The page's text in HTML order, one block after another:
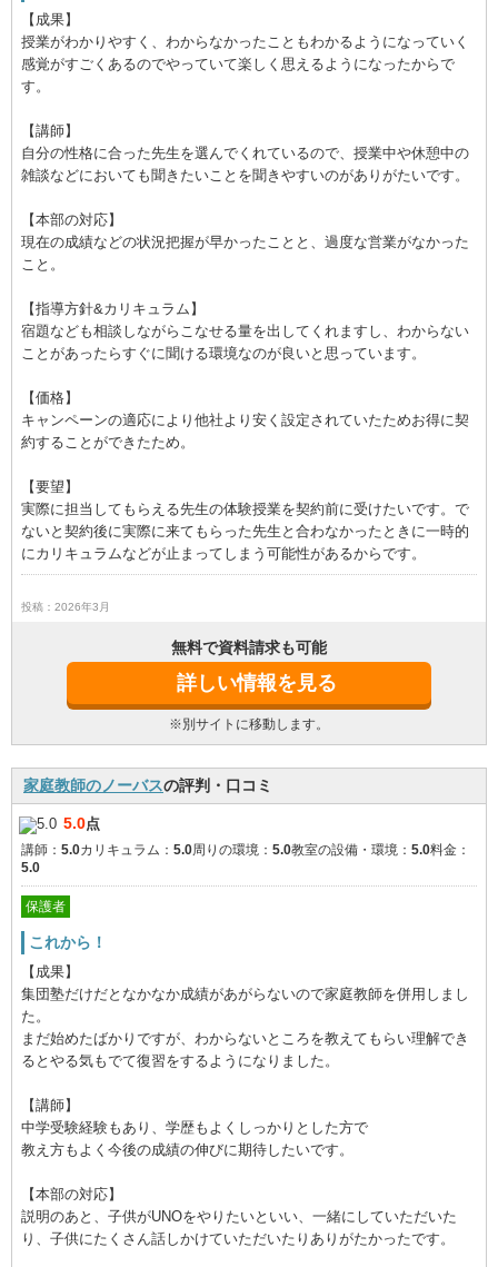
【成果】
授業がわかりやすく、わからなかったこともわかるようになっていく
感覚がすごくあるのでやっていて楽しく思えるようになったからで
す。
【講師】
自分の性格に合った先生を選んでくれているので、授業中や休憩中の
雑談などにおいても聞きたいことを聞きやすいのがありがたいです。
【本部の対応】
現在の成績などの状況把握が早かったことと、過度な営業がなかった
こと。
【指導方針&カリキュラム】
宿題なども相談しながらこなせる量を出してくれますし、わからない
ことがあったらすぐに聞ける環境なのが良いと思っています。
【価格】
キャンペーンの適応により他社より安く設定されていたためお得に契
約することができたため。
【要望】
実際に担当してもらえる先生の体験授業を契約前に受けたいです。で
ないと契約後に実際に来てもらった先生と合わなかったときに一時的
にカリキュラムなどが止まってしまう可能性があるからです。
投稿：2026年3月
無料で資料請求も可能
詳しい情報を見る
※別サイトに移動します。
家庭教師のノーバスの評判・口コミ
5.0点
講師： 5.0カリキュラム： 5.0周りの環境： 5.0教室の設備・環境： 5.0料金：
5.0
保護者
これから！
【成果】
集団塾だけだとなかなか成績があがらないので家庭教師を併用しまし
た。
まだ始めたばかりですが、わからないところを教えてもらい理解でき
るとやる気もでて復習をするようになりました。
【講師】
中学受験経験もあり、学歴もよくしっかりとした方で
教え方もよく今後の成績の伸びに期待したいです。
【本部の対応】
説明のあと、子供がUNOをやりたいといい、一緒にしていただいた
り、子供にたくさん話しかけていただいたりありがたかったです。